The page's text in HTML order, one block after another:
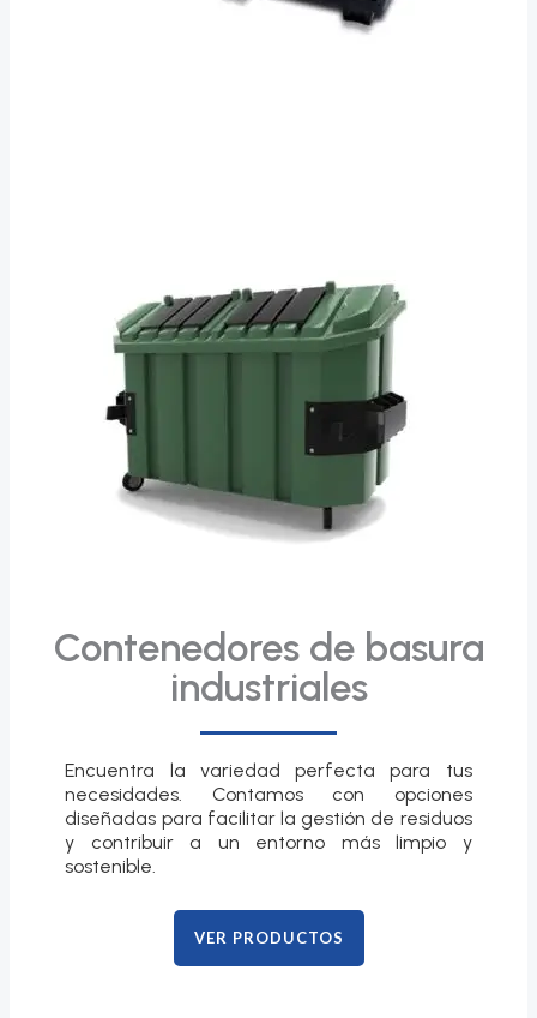
Contenedores de basura
industriales
Encuentra la variedad perfecta para tus
necesidades. Contamos con opciones
diseñadas para facilitar la gestión de residuos
y contribuir a un entorno más limpio y
sostenible.
VER PRODUCTOS